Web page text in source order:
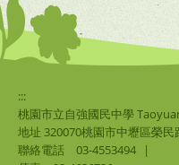
:::
桃園市立自強國民中學
地址 320070桃園市中壢區榮民
聯絡電話
03-4553494
|